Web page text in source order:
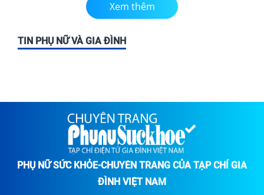
Xem thêm
TIN PHỤ NỮ VÀ GIA ĐÌNH
PHỤ NỮ SỨC KHỎE-CHUYÊN TRANG CỦA TẠP CHÍ GIA
ĐÌNH VIỆT NAM